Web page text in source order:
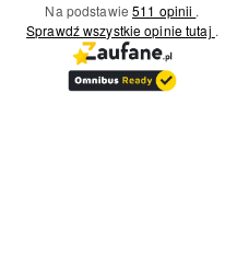
Na podstawie511 opinii .
Sprawdź wszystkie opinietutaj .
oceniam usługi tej firmy na 5/5.
było naprawdę pozytywne!
podejście zespołu oraz szybka
potrzeby klienta robią dużą różnicę.
obsługi był starannie przemyślany i
co sprawiło, że czułem się wyjątkowo.